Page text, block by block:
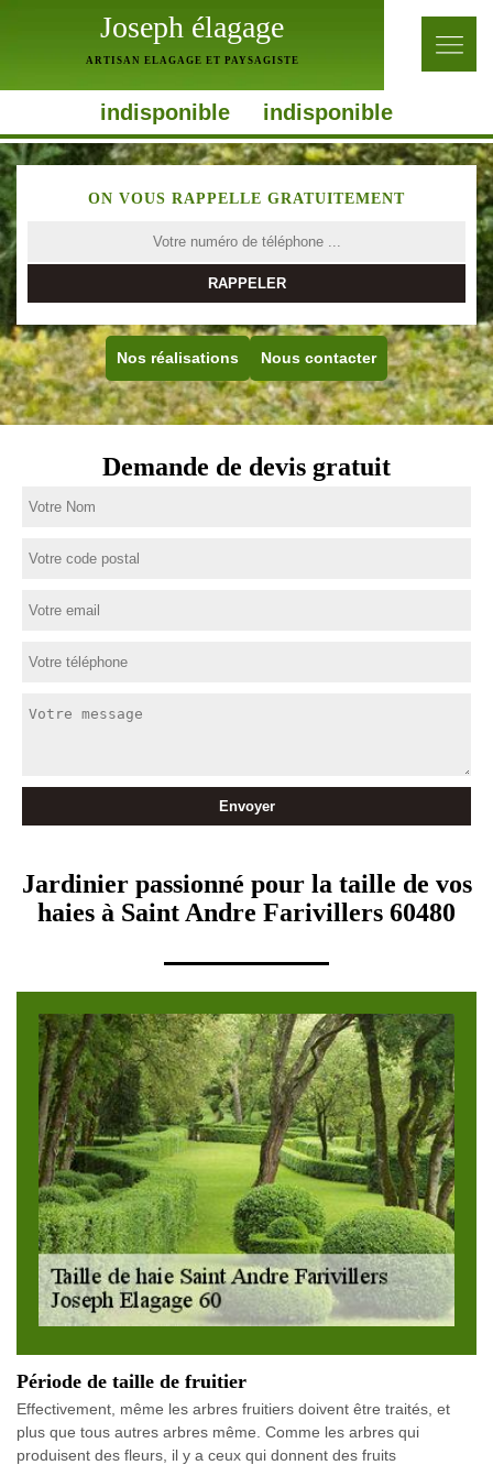
Joseph élagage
ARTISAN ELAGAGE ET PAYSAGISTE
indisponible indisponible
ON VOUS RAPPELLE GRATUITEMENT
Nos réalisations Nous contacter
Demande de devis gratuit
Jardinier passionné pour la taille de vos
haies à Saint Andre Farivillers 60480
Période de taille de fruitier
Effectivement, même les arbres fruitiers doivent être traités, et
plus que tous autres arbres même. Comme les arbres qui
produisent des fleurs, il y a ceux qui donnent des fruits